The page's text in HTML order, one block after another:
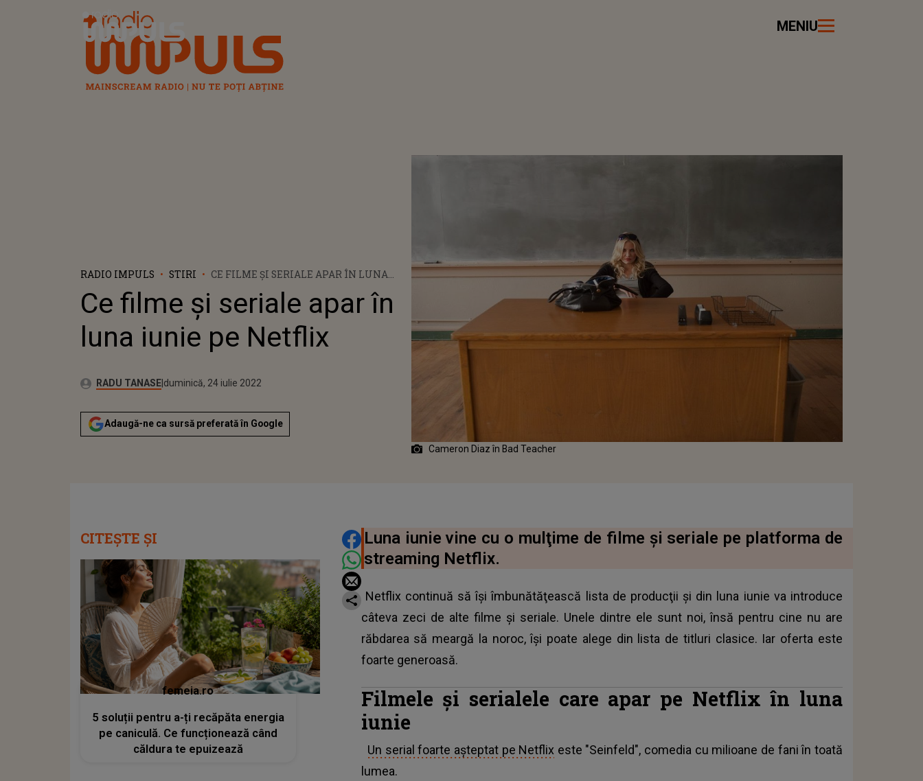
Radio Impuls MENIU
RADIO IMPULS STIRI
CE FILME ȘI SERIALE APAR ÎN LUNA
Ce filme și seriale apar în
luna iunie pe Netflix
Autor:RADU TANASEPublicat:
luni, 24 mai 2021
Actualizat:
duminică, 24 iulie 2022
Adaugă-ne ca sursă preferată în Google
Cameron Diaz în Bad Teacher
DISTRIBUIE ARTICOLUL
Luna iunie vine cu o mulţime de filme şi seriale pe platforma de
streaming Netflix.
Netflix continuă să îşi îmbunătăţească lista de producţii şi din luna iunie va introduce
câteva zeci de alte filme şi seriale. Unele dintre ele sunt noi, însă pentru cine nu are
răbdarea să meargă la noroc, îşi poate alege din lista de titluri clasice. Iar oferta este
foarte generoasă.
Filmele şi serialele care apar pe Netflix în luna
iunie
Un serial foarte aşteptat pe Netflix este "Seinfeld", comedia cu milioane de fani în toată
lumea.
CITEȘTE ȘI
femeia.ro
5 soluții pentru a-ți recăpăta energia
pe caniculă. Ce funcționează când
căldura te epuizează